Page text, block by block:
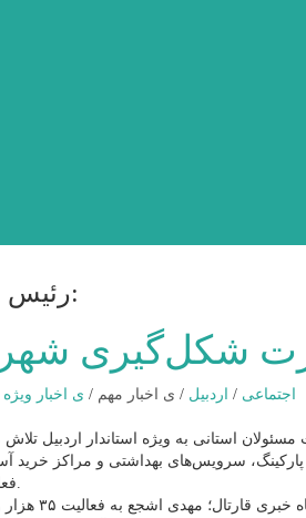
رئیس اتاق اصناف استان یادآور شد:
شکل‌گیری
اجتماعی / اردبیل / ی اخبار مهم / ی اخبار ویژه
مسئولان استانی به ویژه استاندار اردبیل
سرویس‌های بهداشتی و مراکز خرید
فعالیت واحدهای صنفی مخل آسایش گله‌مند نباشند.
به گزارش